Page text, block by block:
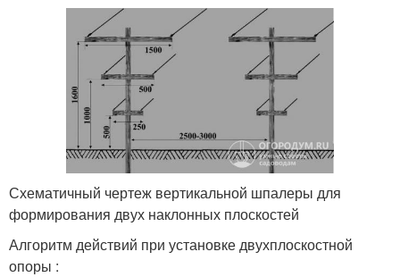
Схематичный чертеж вертикальной шпалеры для
формирования двух наклонных плоскостей
Алгоритм действий при установке двухплоскостной
опоры :